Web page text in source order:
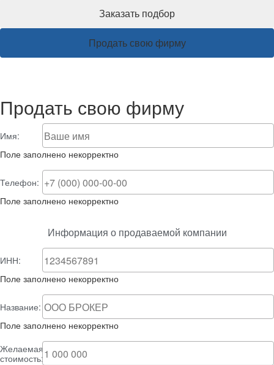
Заказать подбор
Продать свою фирму
Продать свою фирму
Имя:
Поле заполнено некорректно
Телефон:
Поле заполнено некорректно
Информация о продаваемой компании
ИНН:
Поле заполнено некорректно
Название:
Поле заполнено некорректно
Желаемая
стоимость: